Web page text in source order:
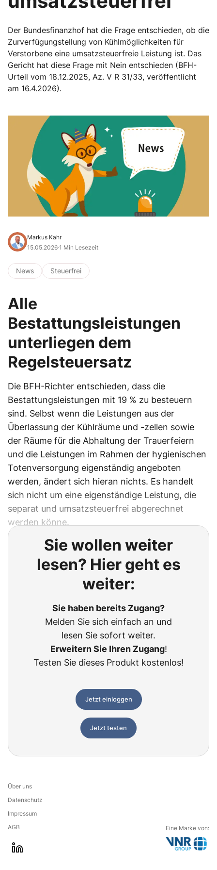
Der Bundesfinanzhof hat die Frage entschieden, ob die
Zurverfügungstellung von Kühlmöglichkeiten für
Verstorbene eine umsatzsteuerfreie Leistung ist. Das
Gericht hat diese Frage mit Nein entschieden (BFH-
Urteil vom 18.12.2025, Az. V R 31/33, veröffentlicht
am 16.4.2026).
Markus Kahr
15.05.2026·1 Min Lesezeit
News Steuerfrei
Alle
Bestattungsleistungen
unterliegen dem
Regelsteuersatz
Die BFH-Richter entschieden, dass die
Bestattungsleistungen mit 19 % zu besteuern
sind. Selbst wenn die Leistungen aus der
Überlassung der Kühlräume und -zellen sowie
der Räume für die Abhaltung der Trauerfeiern
und die Leistungen im Rahmen der hygienischen
Totenversorgung eigenständig angeboten
werden, ändert sich hieran nichts. Es handelt
sich nicht um eine eigenständige Leistung, die
separat und umsatzsteuerfrei abgerechnet
werden könne.
Sie wollen weiter
lesen? Hier geht es
weiter:
Sie haben bereits Zugang?
Melden Sie sich einfach an und
lesen Sie sofort weiter.
Erweitern Sie Ihren Zugang!
Testen Sie dieses Produkt kostenlos!
Jetzt einloggen
Jetzt testen
Über uns
Datenschutz
Impressum
AGB
Eine Marke von: